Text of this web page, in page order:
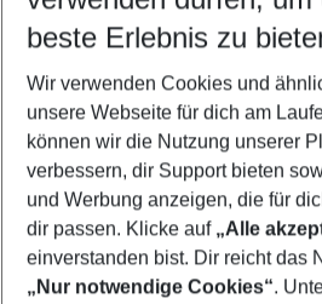
5-8 Nächte
2 Erwachsene Keine Kinder
Mehr Filter
beste Erlebnis zu
Wir verwenden Cookies und
unsere Webseite für dich am
können wir die Nutzung unserer
verbessern, dir Support bieten
und Werbung anzeigen, die für
dir passen. Klicke auf „Alle
einverstanden bist. Dir reicht das
„Nur notwendige Cookies“.